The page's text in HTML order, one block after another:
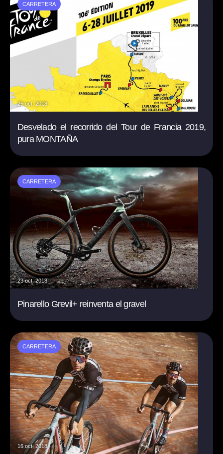
CARRETERA
25 oct. 2018
Desvelado el recorrido del Tour de Francia 2019,
pura MONTAÑA
CARRETERA
23 oct. 2018
Pinarello Grevil+ reinventa el gravel
CARRETERA
16 oct. 2018